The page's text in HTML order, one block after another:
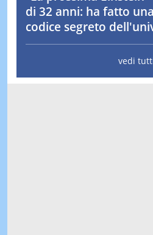
di 32 anni: ha fatto
codice segreto
vedi